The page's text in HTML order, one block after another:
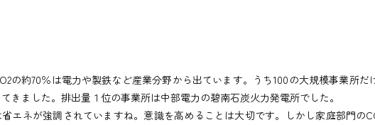
の約70％は電力や製鉄など産業分野から出ています。うち100の大規模事業所
きました。排出量１位の事業所は中部電力の碧南石炭火力発電所でした。
エネが強調されていますね。意識を高めることは大切です。しかし家庭部門の